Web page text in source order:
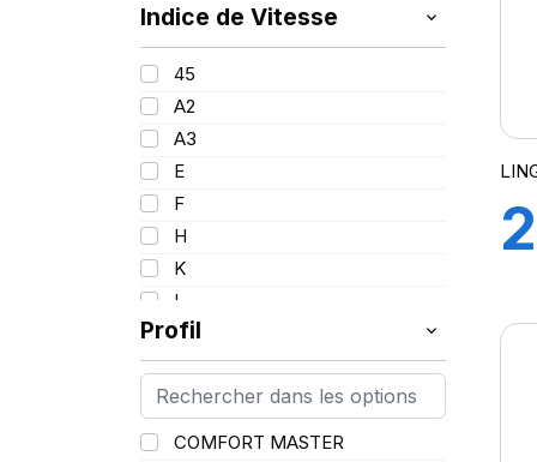
94
95
96
97
98
99
100
101
102
102/100
103
104
104/102
105
16.5
17
17.5
18
19
20
21
22.5
25
Indice de Vitesse
45
A2
A3
E
F
H
K
L
M
N
P
Q
Profil
COMFORT MASTER